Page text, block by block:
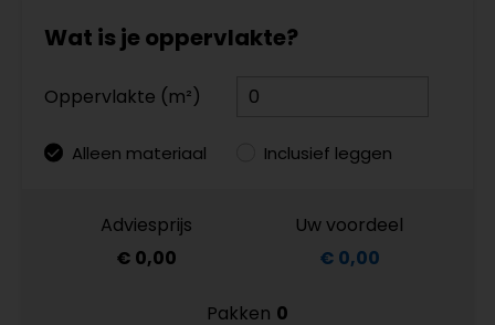
Wat is je oppervlakte?
Oppervlakte (m²)
Alleen materiaal Inclusief leggen
Adviesprijs
€ 0,00
Uw voordeel
€ 0,00
Pakken 0